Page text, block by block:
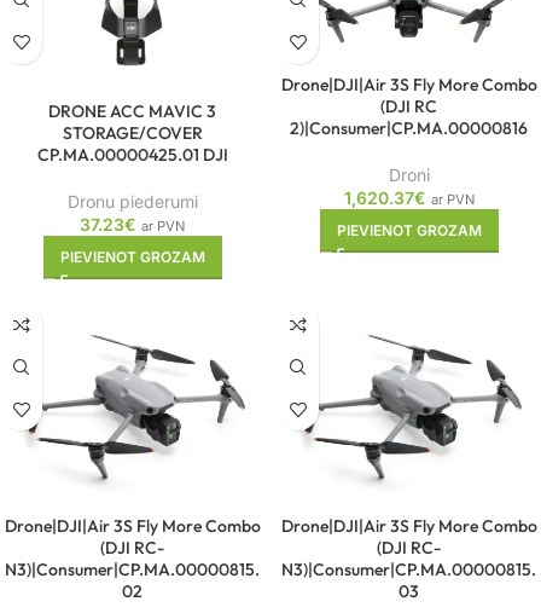
DRONE ACC MAVIC 3
STORAGE/COVER
CP.MA.00000425.01 DJI
Dronu piederumi
37.23€ ar PVN
PIEVIENOT GROZAM
Drone|DJI|Air 3S Fly More Combo
(DJI RC
2)|Consumer|CP.MA.00000816
Droni
1,620.37€ ar PVN
PIEVIENOT GROZAM
Drone|DJI|Air 3S Fly More Combo
(DJI RC-
N3)|Consumer|CP.MA.00000815.
02
Drone|DJI|Air 3S Fly More Combo
(DJI RC-
N3)|Consumer|CP.MA.00000815.
03